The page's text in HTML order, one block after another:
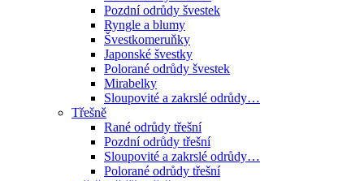
Pozdní odrůdy švestek
Ryngle a blumy
Švestkomeruňky
Japonské švestky
Polorané odrůdy švestek
Mirabelky
Sloupovité a zakrslé odrůdy…
Třešně
Rané odrůdy třešní
Pozdní odrůdy třešní
Sloupovité a zakrslé odrůdy…
Polorané odrůdy třešní